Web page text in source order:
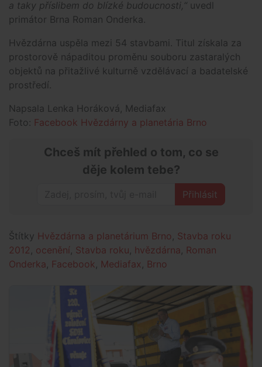
a taky příslibem do blízké budoucnosti,“ uvedl
primátor Brna Roman Onderka.
Hvězdárna uspěla mezi 54 stavbami. Titul získala za
prostorově nápaditou proměnu souboru zastaralých
objektů na přitažlivé kulturně vzdělávací a badatelské
prostředí.
Napsala Lenka Horáková, Mediafax
Foto: Facebook Hvězdárny a planetária Brno
Chceš mít přehled o tom, co se
děje kolem tebe?
Přihlásit
Štítky Hvězdárna a planetárium Brno Stavba roku
2012 ocenění Stavba roku hvězdárna Roman
Onderka Facebook Mediafax Brno